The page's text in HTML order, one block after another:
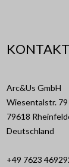
KONTAKT
Arc&Us GmbH
Wiesentalstr. 79
79618
Deutschland
+49 7623